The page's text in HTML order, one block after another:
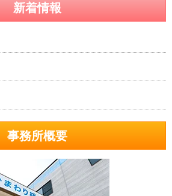
新着情報
事務所概要